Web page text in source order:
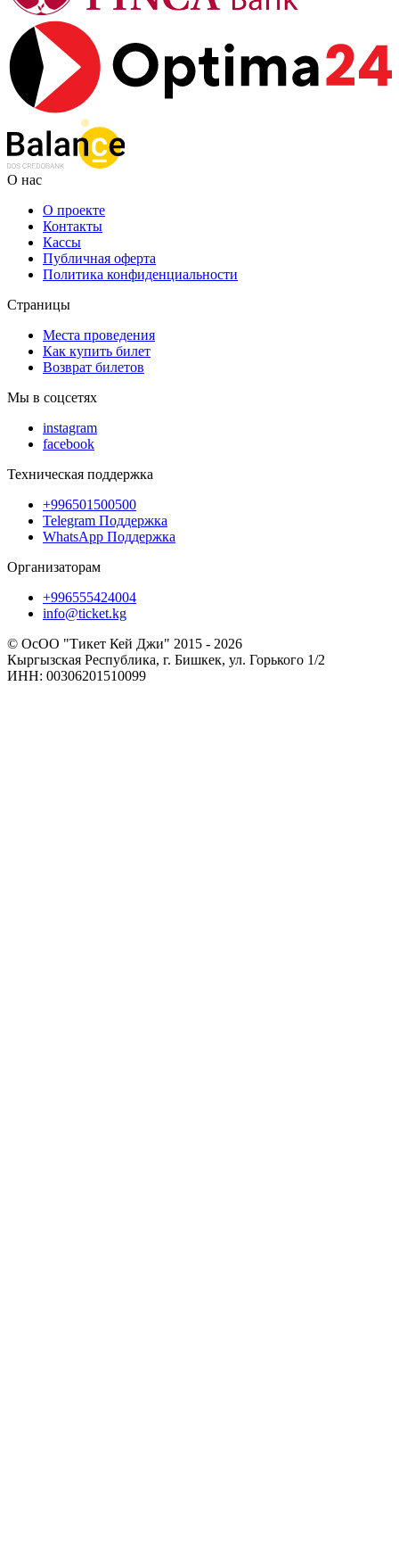
О нас
О проекте
Контакты
Кассы
Публичная оферта
Политика конфиденциальности
Страницы
Места проведения
Как купить билет
Возврат билетов
Мы в соцсетях
instagram
facebook
Техническая поддержка
+996501500500
Telegram Поддержка
WhatsApp Поддержка
Организаторам
+996555424004
info@ticket.kg
© ОсОО "Тикет Кей Джи" 2015 - 2026
Кыргызская Республика, г. Бишкек, ул. Горького 1/2
ИНН: 00306201510099